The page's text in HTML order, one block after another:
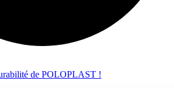
de POLOPLAST !